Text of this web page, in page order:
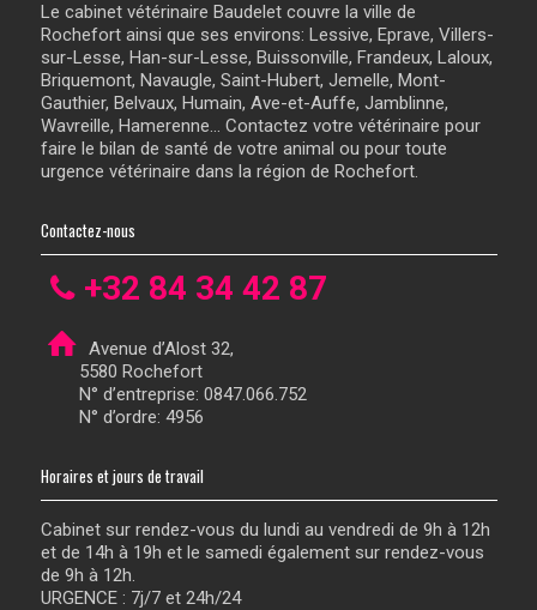
Le cabinet vétérinaire Baudelet couvre la ville de
Rochefort ainsi que ses environs: Lessive, Eprave, Villers-
sur-Lesse, Han-sur-Lesse, Buissonville, Frandeux, Laloux,
Briquemont, Navaugle, Saint-Hubert, Jemelle, Mont-
Gauthier, Belvaux, Humain, Ave-et-Auffe, Jamblinne,
Wavreille, Hamerenne... Contactez votre vétérinaire pour
faire le bilan de santé de votre animal ou pour toute
urgence vétérinaire dans la région de Rochefort.
Contactez-nous
+32 84 34 42 87
Avenue d’Alost 32,
5580 Rochefort
N° d’entreprise: 0847.066.752
N° d’ordre: 4956
Horaires et jours de travail
Cabinet sur rendez-vous du lundi au vendredi de 9h à 12h
et de 14h à 19h et le samedi également sur rendez-vous
de 9h à 12h.
URGENCE : 7j/7 et 24h/24